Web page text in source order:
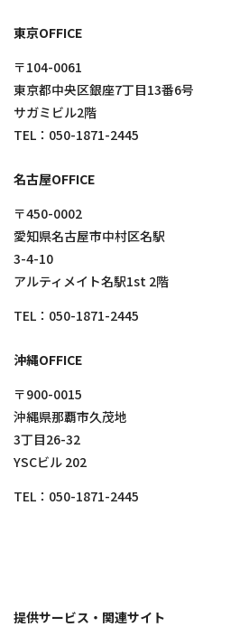
東京OFFICE
〒104-0061
東京都中央区銀座7丁目13番6号
サガミビル2階
TEL： 050-1871-2445
名古屋OFFICE
〒450-0002
愛知県名古屋市中村区名駅
3-4-10
アルティメイト名駅1st 2階
TEL： 050-1871-2445
沖縄OFFICE
〒900-0015
沖縄県那覇市久茂地
3丁目26-32
YSCビル 202
TEL： 050-1871-2445
提供サービス・関連サイト